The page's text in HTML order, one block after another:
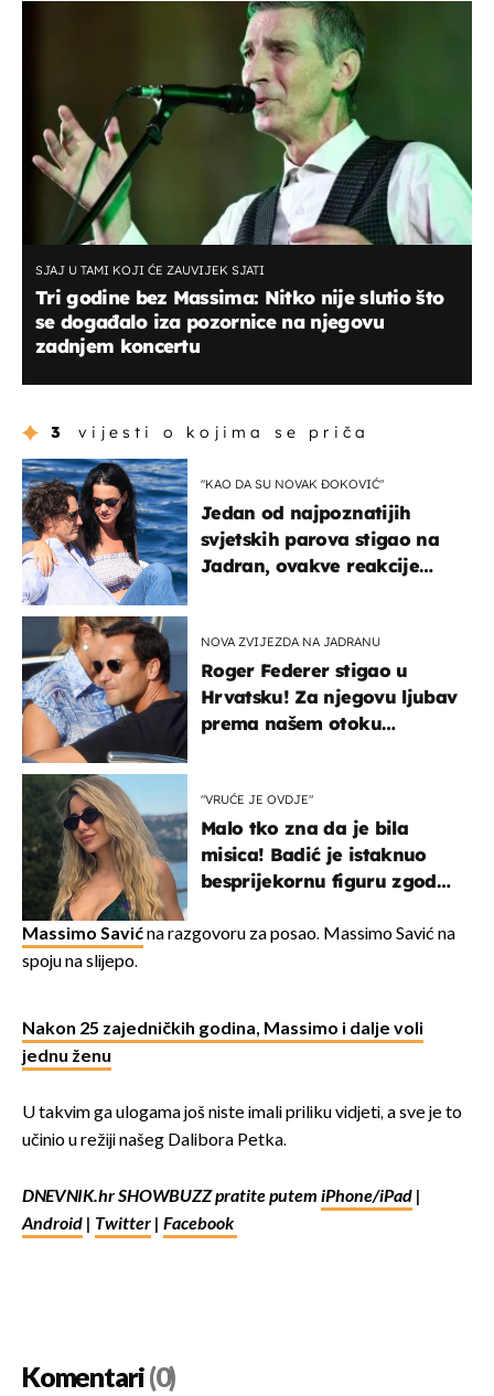
SJAJ U TAMI KOJI ĆE ZAUVIJEK SJATI
Tri godine bez Massima: Nitko nije slutio što
se događalo iza pozornice na njegovu
zadnjem koncertu
3 vijesti o kojima se priča
"KAO DA SU NOVAK ĐOKOVIĆ"
Jedan od najpoznatijih
svjetskih parova stigao na
Jadran, ovakve reakcije
NOVA ZVIJEZDA NA JADRANU
Roger Federer stigao u
Hrvatsku! Za njegovu ljubav
prema našem otoku
"VRUĆE JE OVDJE"
Malo tko zna da je bila
misica! Badić je istaknuo
besprijekornu figuru zgodne
Massimo Savićna razgovoru za posao. Massimo Savić na
spoju na slijepo.
Nakon 25 zajedničkih godina, Massimo i dalje voli
jednu ženu
U takvim ga ulogama još niste imali priliku vidjeti, a sve je to
učinio u režiji našeg Dalibora Petka.
DNEVNIK.hr SHOWBUZZ pratite putem iPhone/iPad |
Android | Twitter | Facebook
Komentari(0)